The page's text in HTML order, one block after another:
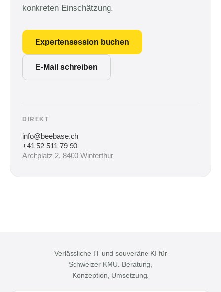
konkreten Einschätzung.
Expertensession buchen
E-Mail schreiben
DIREKT
info@beebase.ch
+41 52 511 79 90
Archplatz 2, 8400 Winterthur
Verlässliche IT und souveräne KI für
Schweizer KMU. Beratung,
Konzeption, Umsetzung.